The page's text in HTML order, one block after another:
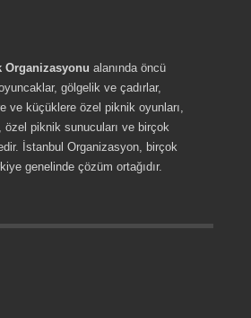
Organizasyonu alanında öncü
gölgelik ve çadırlar,
ve küçüklere özel piknik oyunları,
özel piknik sunucuları ve birçok
İstanbul Organizasyon, birçok
genelinde çözüm ortağıdır.